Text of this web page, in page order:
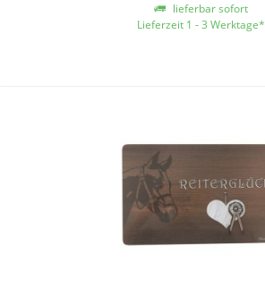
lieferbar sofort
Lieferzeit 1 - 3 Werktage*